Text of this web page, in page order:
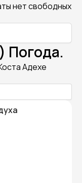
нет свободных
Погода.
Адехе